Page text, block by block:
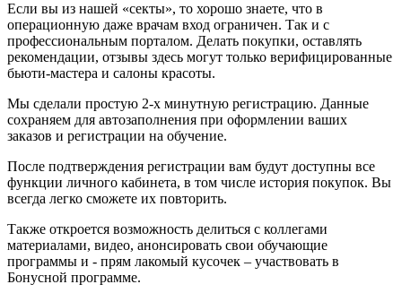
Если вы из нашей «секты», то хорошо знаете, что в
операционную даже врачам вход ограничен. Так и с
профессиональным порталом. Делать покупки, оставлять
рекомендации, отзывы здесь могут только верифицированные
бьюти-мастера и салоны красоты.
Мы сделали простую 2-х минутную регистрацию. Данные
сохраняем для автозаполнения при оформлении ваших
заказов и регистрации на обучение.
После подтверждения регистрации вам будут доступны все
функции личного кабинета, в том числе история покупок. Вы
всегда легко сможете их повторить.
Также откроется возможность делиться с коллегами
материалами, видео, анонсировать свои обучающие
программы и - прям лакомый кусочек – участвовать в
Бонусной программе.